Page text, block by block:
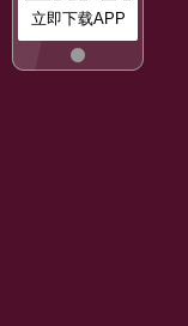
立即下载APP